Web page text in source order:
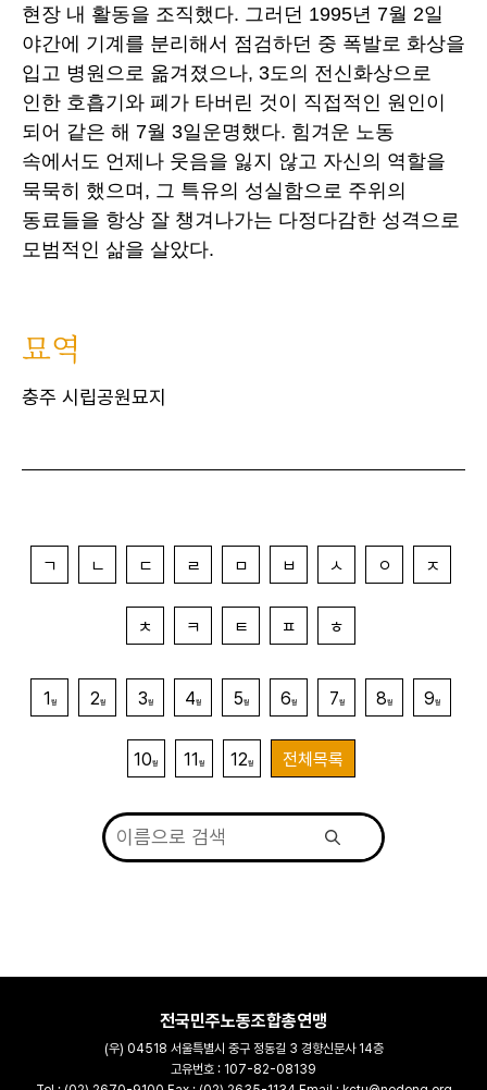
현장 내 활동을 조직했다. 그러던 1995년 7월 2일
야간에 기계를 분리해서 점검하던 중 폭발로 화상을
입고 병원으로 옮겨졌으나, 3도의 전신화상으로
인한 호흡기와 폐가 타버린 것이 직접적인 원인이
되어 같은 해 7월 3일운명했다. 힘겨운 노동
속에서도 언제나 웃음을 잃지 않고 자신의 역할을
묵묵히 했으며, 그 특유의 성실함으로 주위의
동료들을 항상 잘 챙겨나가는 다정다감한 성격으로
모범적인 삶을 살았다.
묘역
충주 시립공원묘지
ㄱ ㄴ ㄷ ㄹ ㅁ ㅂ ㅅ ㅇ ㅈ
ㅊ ㅋ ㅌ ㅍ ㅎ
1 월 2월 3월 4월 5월 6월 7월 8월 9월
10월 11 월 12월 전체목록
전국민주노동조합총연맹
(우) 04518 서울특별시 중구 정동길 3 경향신문사 14층
고유번호 : 107-82-08139